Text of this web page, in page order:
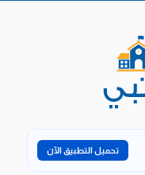
تحميل التطبيق الآن